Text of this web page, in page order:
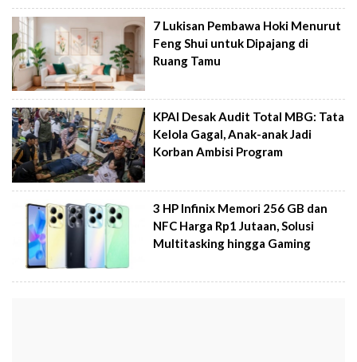
7 Lukisan Pembawa Hoki Menurut
Feng Shui untuk Dipajang di
Ruang Tamu
KPAI Desak Audit Total MBG: Tata
Kelola Gagal, Anak-anak Jadi
Korban Ambisi Program
3 HP Infinix Memori 256 GB dan
NFC Harga Rp1 Jutaan, Solusi
Multitasking hingga Gaming